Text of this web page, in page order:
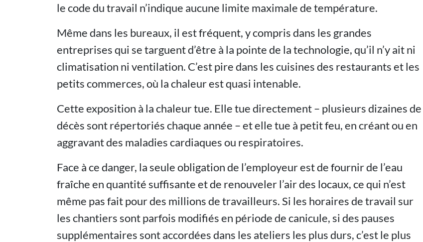
le code du travail n’indique aucune limite maximale de température.
Même dans les bureaux, il est fréquent, y compris dans les grandes
entreprises qui se targuent d’être à la pointe de la technologie, qu’il n’y ait ni
climatisation ni ventilation. C’est pire dans les cuisines des restaurants et les
petits commerces, où la chaleur est quasi intenable.
Cette exposition à la chaleur tue. Elle tue directement – plusieurs dizaines de
décès sont répertoriés chaque année – et elle tue à petit feu, en créant ou en
aggravant des maladies cardiaques ou respiratoires.
Face à ce danger, la seule obligation de l’employeur est de fournir de l’eau
fraîche en quantité suffisante et de renouveler l’air des locaux, ce qui n’est
même pas fait pour des millions de travailleurs. Si les horaires de travail sur
les chantiers sont parfois modifiés en période de canicule, si des pauses
supplémentaires sont accordées dans les ateliers les plus durs, c’est le plus